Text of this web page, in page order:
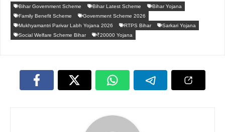
Bihar Government Scheme Bihar Latest Scheme
Bihar Yojana
Family Benefit Scheme
Government Scheme 2026
Mukhyamantri Parivar Labh Yojana 2026
RTPS Bihar
Sarkari Yojana
Social Welfare Scheme Bihar
₹20000 Yojana